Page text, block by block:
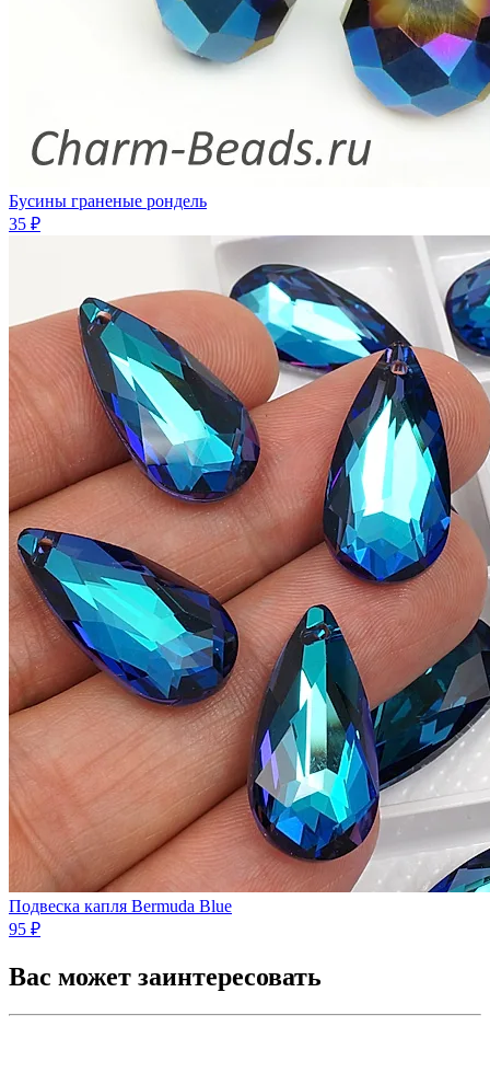
Бусины граненые рондель
35 ₽
Подвеска капля Bermuda Blue
95 ₽
Вас может заинтересовать